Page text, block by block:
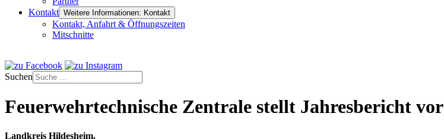
Kontakt Weitere Informationen: Kontakt
Kontakt, Anfahrt & Öffnungszeiten
Mitschnitte
Suchen
Feuerwehrtechnische Zentrale stellt Jahresbericht vor
Landkreis Hildesheim.